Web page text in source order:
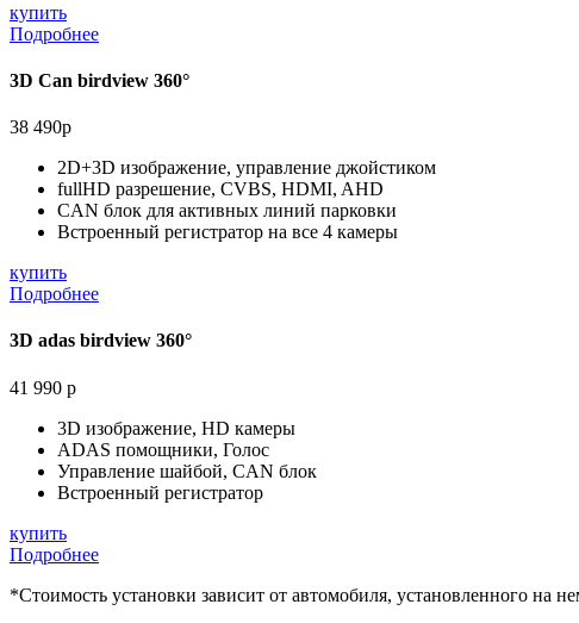
купить
Подробнее
3D Can birdview 360°
38 490р
2D+3D изображение, управление джойстиком
fullHD разрешение, CVBS, HDMI, AHD
CAN блок для активных линий парковки
Встроенный регистратор на все 4 камеры
купить
Подробнее
3D adas birdview 360°
41 990 р
3D изображение, HD камеры
ADAS помощники, Голос
Управление шайбой, CAN блок
Встроенный регистратор
купить
Подробнее
*Стоимость установки зависит от автомобиля, установленного на